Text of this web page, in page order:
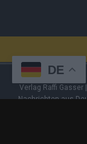
Copyright © 2019 -
Verlag Raffi Gasser |
Nachrichten aus
DE